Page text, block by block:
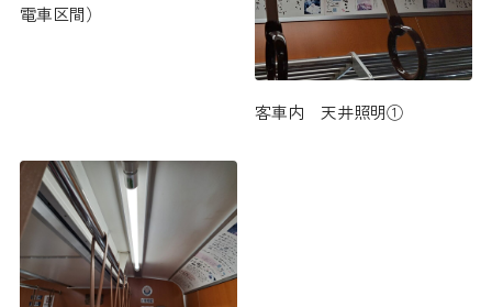
電車区間）
客車内 天井照明①